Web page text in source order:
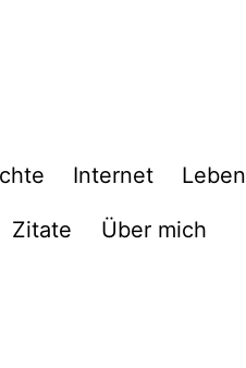
Internet Leben
Zitate Über mich